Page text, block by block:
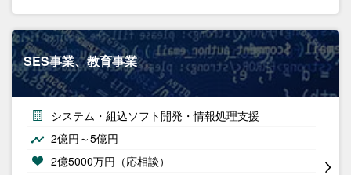
SES事業、教育事業
システム・組込ソフト開発・情報処理支援
2億円～5億円
2億5000万円（応相談）